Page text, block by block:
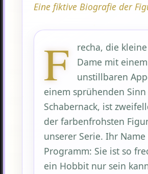
Eine fiktive Biografie der
F
recha, die
Dame mit einem
unstillbaren
einem sprühenden
Schabernack, ist
der farbenfrohsten
unserer Serie. Ihr Name
Programm: Sie ist so
ein Hobbit nur sein